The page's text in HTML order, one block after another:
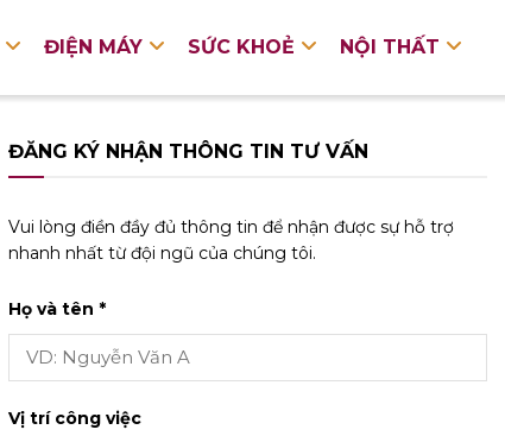
ĐIỆN MÁY SỨC KHOẺ NỘI THẤT
ĐĂNG KÝ NHẬN THÔNG TIN TƯ VẤN
Vui lòng điền đầy đủ thông tin để nhận được sự hỗ trợ
nhanh nhất từ đội ngũ của chúng tôi.
Họ và tên *
Vị trí công việc